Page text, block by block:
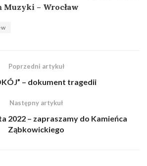
Muzyki – Wrocław
Poprzedni artykuł
– dokument tragedii
Następny artykuł
2022 – zapraszamy do Kamieńca
Ząbkowickiego